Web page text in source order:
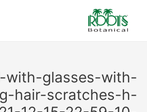
with-glasses-with-
hair-scratches-h-